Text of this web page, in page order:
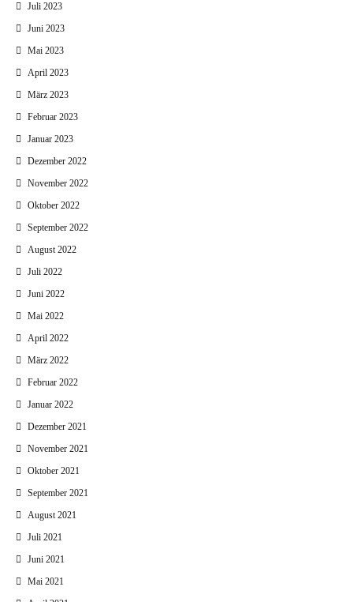
Juli 2023
Juni 2023
Mai 2023
April 2023
März 2023
Februar 2023
Januar 2023
Dezember 2022
November 2022
Oktober 2022
September 2022
August 2022
Juli 2022
Juni 2022
Mai 2022
April 2022
März 2022
Februar 2022
Januar 2022
Dezember 2021
November 2021
Oktober 2021
September 2021
August 2021
Juli 2021
Juni 2021
Mai 2021